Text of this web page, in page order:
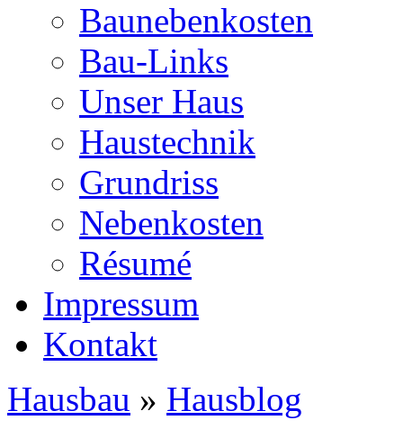
Baunebenkosten
Bau-Links
Unser Haus
Haustechnik
Grundriss
Nebenkosten
Ré­su­mé
Impressum
Kontakt
Hausbau » Hausblog